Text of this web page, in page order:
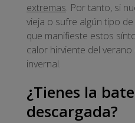
extremas. Por tanto, si
vieja o sufre algún tipo
que manifieste estos
calor hirviente del
invernal.
¿Tienes la
descargada?